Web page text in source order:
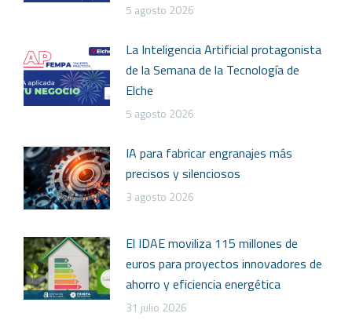
5 agosto 2026
La Inteligencia Artificial protagonista
de la Semana de la Tecnología de
Elche
5 agosto 2026
IA para fabricar engranajes más
precisos y silenciosos
3 agosto 2026
El IDAE moviliza 115 millones de
euros para proyectos innovadores de
ahorro y eficiencia energética
31 julio 2026